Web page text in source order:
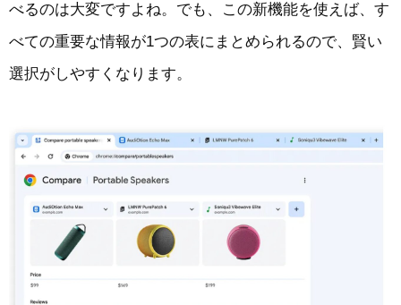
べるのは大変ですよね。でも、この新機能を使えば、す
べての重要な情報が1つの表にまとめられるので、賢い
選択がしやすくなります。